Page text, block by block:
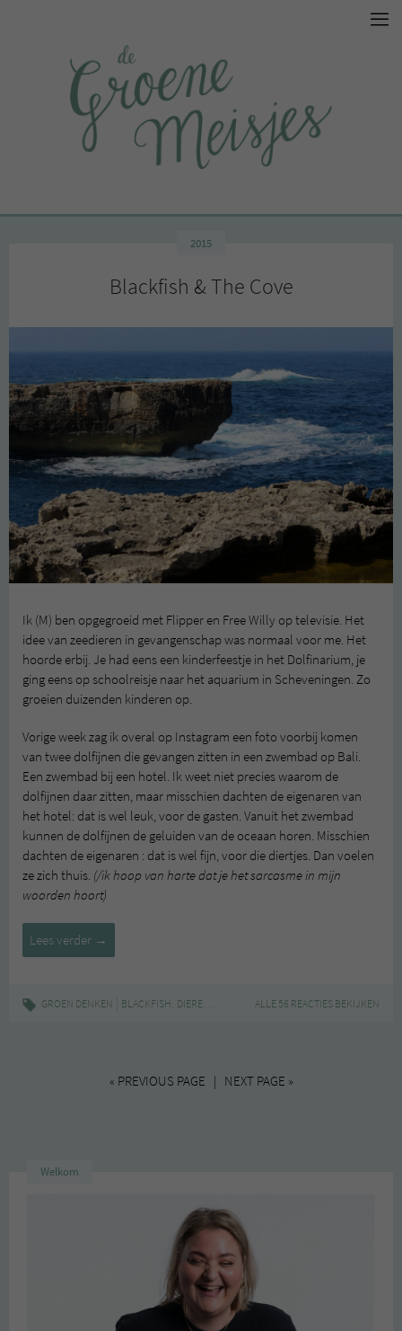
2015
Blackfish & The Cove
Ik (M) ben opgegroeid met Flipper en Free Willy op televisie. Het
idee van zeedieren in gevangenschap was normaal voor me. Het
hoorde erbij. Je had eens een kinderfeestje in het Dolfinarium, je
ging eens op schoolreisje naar het aquarium in Scheveningen. Zo
groeien duizenden kinderen op.
Vorige week zag ik overal op Instagram een foto voorbij komen
van twee dolfijnen die gevangen zitten in een zwembad op Bali.
Een zwembad bij een hotel. Ik weet niet precies waarom de
dolfijnen daar zitten, maar misschien dachten de eigenaren van
het hotel: dat is wel leuk, voor de gasten. Vanuit het zwembad
kunnen de dolfijnen de geluiden van de oceaan horen. Misschien
dachten de eigenaren : dat is wel fijn, voor die diertjes. Dan voelen
ze zich thuis. (/ik hoop van harte dat je het sarcasme in mijn
woorden hoort)
Lees verder Blackfish
&
Cove
→
GROEN DENKEN BLACKFISH, DIEREN , DIERENLEED,DOCUMENTAIRES,
ALLE 56 REACTIES BEKIJKEN
« PREVIOUS PAGE | NEXT PAGE »
Welkom